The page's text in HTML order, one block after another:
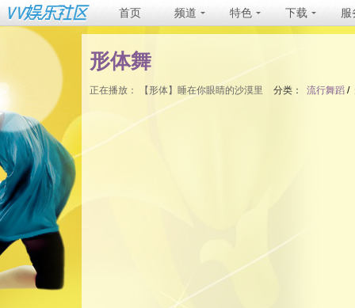
首页 频道 特色 下载 服
形体舞
正在播放： 【形体】睡在你眼睛的沙漠里 分类： 流行舞蹈 /